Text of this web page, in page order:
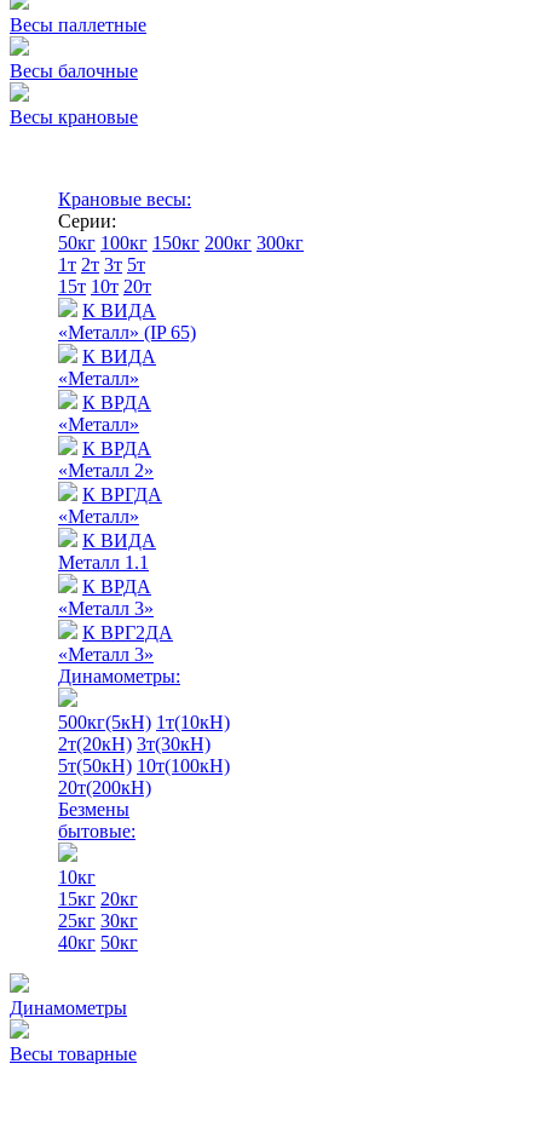
Весы паллетные
Весы балочные
Весы крановые
Крановые весы:
Серии:
50кг 100кг 150кг 200кг 300кг
1т 2т 3т 5т
15т 10т 20т
К ВИДА
«Металл» (IP 65)
К ВИДА
«Металл»
К ВРДА
«Металл»
К ВРДА
«Металл 2»
К ВРГДА
«Металл»
К ВИДА
Металл 1.1
К ВРДА
«Металл 3»
К ВРГ2ДА
«Металл 3»
Динамометры:
500кг(5кН) 1т(10кН)
2т(20кН) 3т(30кН)
5т(50кН) 10т(100кН)
20т(200кН)
Безмены
бытовые:
10кг
15кг 20кг
25кг 30кг
40кг 50кг
Динамометры
Весы товарные